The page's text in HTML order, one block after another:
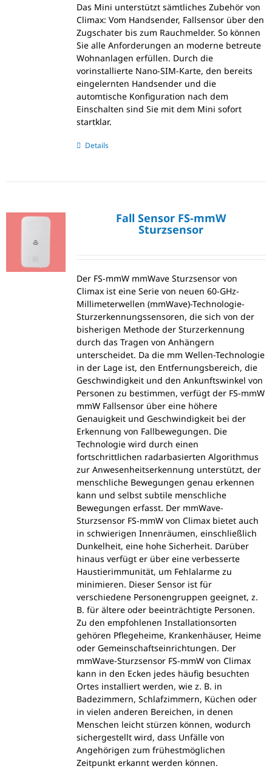
Das Mini unterstützt sämtliches Zubehör von
Climax: Vom Handsender, Fallsensor über den
Zugschater bis zum Rauchmelder. So können
Sie alle Anforderungen an moderne betreute
Wohnanlagen erfüllen. Durch die
vorinstallierte Nano-SIM-Karte, den bereits
eingelernten Handsender und die
automtische Konfiguration nach dem
Einschalten sind Sie mit dem Mini sofort
startklar.
Details
Fall Sensor FS-mmW
Sturzsensor
Der FS-mmW mmWave Sturzsensor von
Climax ist eine Serie von neuen 60-GHz-
Millimeterwellen (mmWave)-Technologie-
Sturzerkennungssensoren, die sich von der
bisherigen Methode der Sturzerkennung
durch das Tragen von Anhängern
unterscheidet. Da die mm Wellen-Technologie
in der Lage ist, den Entfernungsbereich, die
Geschwindigkeit und den Ankunftswinkel von
Personen zu bestimmen, verfügt der FS-mmW
mmW Fallsensor über eine höhere
Genauigkeit und Geschwindigkeit bei der
Erkennung von Fallbewegungen. Die
Technologie wird durch einen
fortschrittlichen radarbasierten Algorithmus
zur Anwesenheitserkennung unterstützt, der
menschliche Bewegungen genau erkennen
kann und selbst subtile menschliche
Bewegungen erfasst. Der mmWave-
Sturzsensor FS-mmW von Climax bietet auch
in schwierigen Innenräumen, einschließlich
Dunkelheit, eine hohe Sicherheit. Darüber
hinaus verfügt er über eine verbesserte
Haustierimmunität, um Fehlalarme zu
minimieren. Dieser Sensor ist für
verschiedene Personengruppen geeignet, z.
B. für ältere oder beeinträchtigte Personen.
Zu den empfohlenen Installationsorten
gehören Pflegeheime, Krankenhäuser, Heime
oder Gemeinschaftseinrichtungen. Der
mmWave-Sturzsensor FS-mmW von Climax
kann in den Ecken jedes häufig besuchten
Ortes installiert werden, wie z. B. in
Badezimmern, Schlafzimmern, Küchen oder
in vielen anderen Bereichen, in denen
Menschen leicht stürzen können, wodurch
sichergestellt wird, dass Unfälle von
Angehörigen zum frühestmöglichen
Zeitpunkt erkannt werden können.